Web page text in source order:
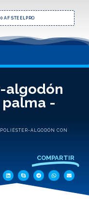
AF STEELPRO
algodón
-
ALGODÓN CON
COMPARTIR